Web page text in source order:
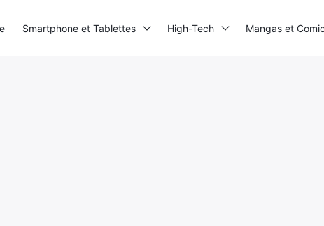
Smartphone et Tablettes High-Tech Mangas et